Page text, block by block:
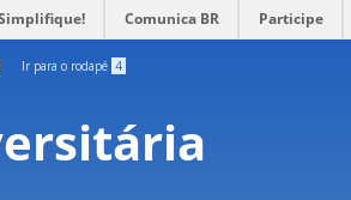
Comunica BR Participe
Ir para o rodapé 4